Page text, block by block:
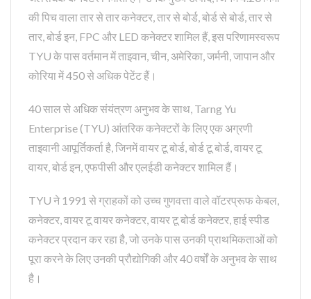
की पिच वाला तार से तार कनेक्टर, तार से बोर्ड, बोर्ड से बोर्ड, तार से
तार, बोर्ड इन, FPC और LED कनेक्टर शामिल हैं, इस परिणामस्वरूप
TYU के पास वर्तमान में ताइवान, चीन, अमेरिका, जर्मनी, जापान और
कोरिया में 450 से अधिक पेटेंट हैं।
40 साल से अधिक संयंत्रण अनुभव के साथ, Tarng Yu
Enterprise (TYU) आंतरिक कनेक्टरों के लिए एक अग्रणी
ताइवानी आपूर्तिकर्ता है, जिनमें वायर टू बोर्ड, बोर्ड टू बोर्ड, वायर टू
वायर, बोर्ड इन, एफपीसी और एलईडी कनेक्टर शामिल हैं।
TYU ने 1991 से ग्राहकों को उच्च गुणवत्ता वाले वॉटरप्रूफ केबल,
कनेक्टर, वायर टू वायर कनेक्टर, वायर टू बोर्ड कनेक्टर, हाई स्पीड
कनेक्टर प्रदान कर रहा है, जो उनके पास उनकी प्राथमिकताओं को
पूरा करने के लिए उनकी प्रौद्योगिकी और 40 वर्षों के अनुभव के साथ
है।